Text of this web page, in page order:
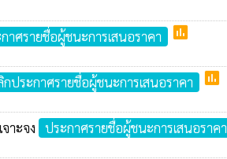
าศรายชื่อผู้ชนะการเสนอราคา poll
กประกาศรายชื่อผู้ชนะการเสนอราคา poll
าะจง ประกาศรายชื่อผู้ชนะการเสนอราคา